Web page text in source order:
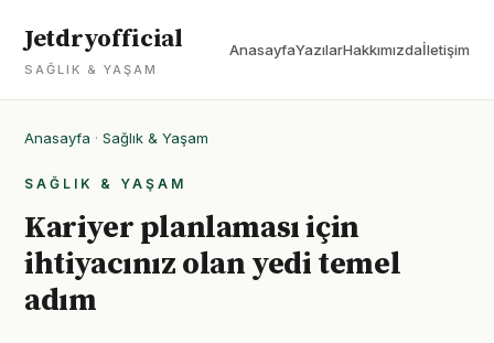
Jetdryofficial
SAĞLIK & YAŞAM
AnasayfaYazılarHakkımızdaİletişim
Anasayfa · Sağlık & Yaşam
SAĞLIK & YAŞAM
Kariyer planlaması için
ihtiyacınız olan yedi temel
adım